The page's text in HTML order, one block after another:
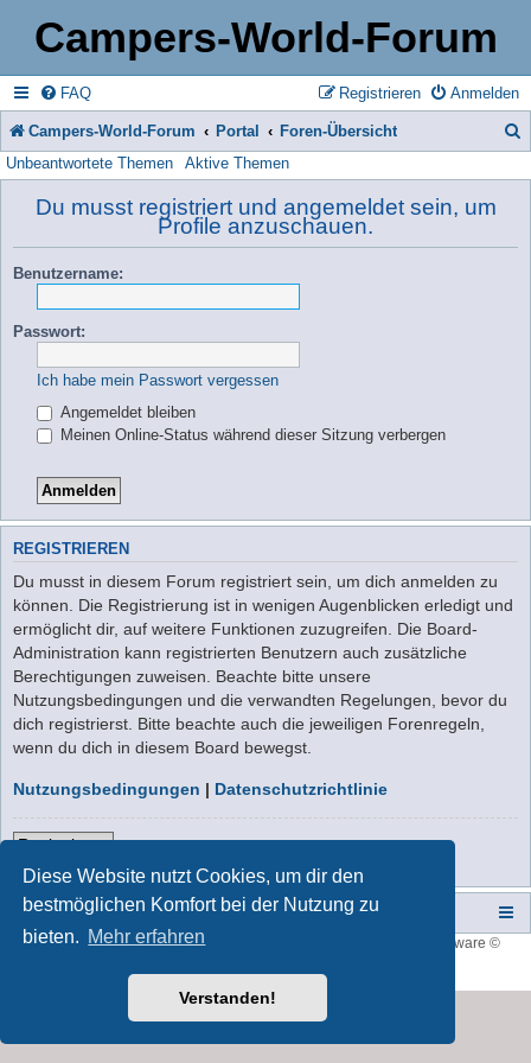
Diese Website nutzt Cookies, um dir den
bestmöglichen Komfort bei der Nutzung zu
bieten. Mehr erfahren
Verstanden!
Campers-World-Forum
FAQ Anmelden
Registrieren
Campers-World-Forum Portal Foren-Übersicht
Unbeantwortete Themen Aktive Themen
Du musst registriert und angemeldet sein, um
Profile anzuschauen.
Benutzername:
Passwort:
Ich habe mein Passwort vergessen
Angemeldet bleiben
Meinen Online-Status während dieser Sitzung verbergen
REGISTRIEREN
Du musst in diesem Forum registriert sein, um dich anmelden zu
können. Die Registrierung ist in wenigen Augenblicken erledigt und
ermöglicht dir, auf weitere Funktionen zuzugreifen. Die Board-
Administration kann registrierten Benutzern auch zusätzliche
Berechtigungen zuweisen. Beachte bitte unsere
Nutzungsbedingungen und die verwandten Regelungen, bevor du
dich registrierst. Bitte beachte auch die jeweiligen Forenregeln,
wenn du dich in diesem Board bewegst.
Nutzungsbedingungen | Datenschutzrichtlinie
Registrieren
Campers-World-Forum Portal Foren-Übersicht
Style developer byforum tricolor
® Forum Software ©
Deutsche Übersetzung durch